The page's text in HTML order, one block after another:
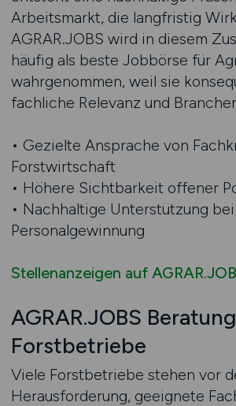
Arbeitsmarkt, die langfristig
AGRAR.JOBS wird in diesem
häufig als beste Jobbörse für
wahrgenommen, weil sie
fachliche Relevanz und
• Gezielte Ansprache von
Forstwirtschaft
• Höhere Sichtbarkeit offener
• Nachhaltige Unterstützung
Personalgewinnung
Stellenanzeigen auf
AGRAR.JOBS
Forstbetriebe
Viele Forstbetriebe stehen vor
Herausforderung, geeignete